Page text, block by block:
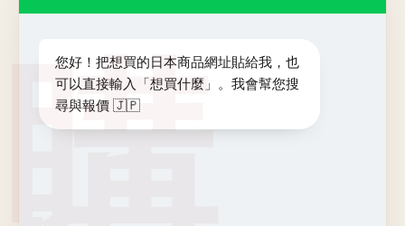
您好！把想買的日本商品網址貼給我，也
可以直接輸入「想買什麼」。我會幫您搜
尋與報價 🇯🇵